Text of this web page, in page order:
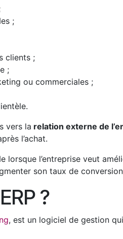
;
clients ;
;
ou commerciales ;
vers la relation externe de
l’achat.
lorsque l’entreprise veut
son taux de
?
, est un logiciel de gestion